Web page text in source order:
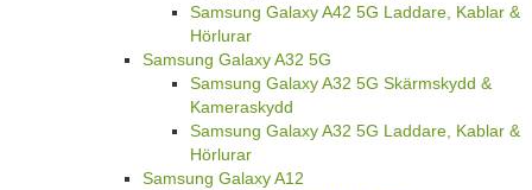
Samsung Galaxy A42 5G Laddare, Kablar &
Hörlurar
Samsung Galaxy A32 5G
Samsung Galaxy A32 5G Skärmskydd &
Kameraskydd
Samsung Galaxy A32 5G Laddare, Kablar &
Hörlurar
Samsung Galaxy A12